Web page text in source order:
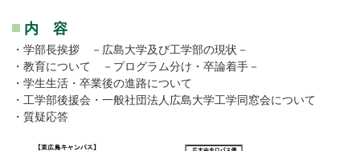
内 容
・学部長挨拶 －広島大学及び工学部の現状－
・教育について －プログラム分け・卒論着手－
・学生生活・卒業後の進路について
・工学部後援会・一般社団法人広島大学工学同窓会について
・質疑応答